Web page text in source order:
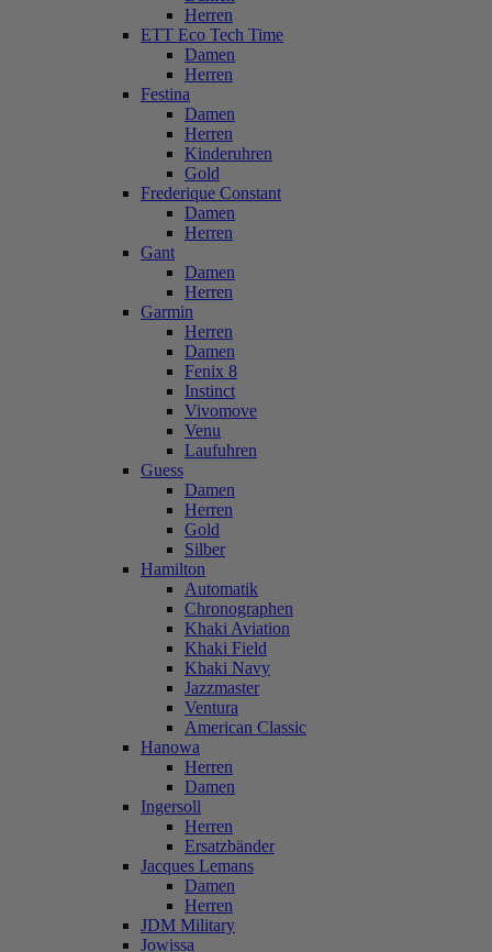
Herren
ETT Eco Tech Time
Damen
Herren
Festina
Damen
Herren
Kinderuhren
Gold
Frederique Constant
Damen
Herren
Gant
Damen
Herren
Garmin
Herren
Damen
Fenix 8
Instinct
Vivomove
Venu
Laufuhren
Guess
Damen
Herren
Gold
Silber
Hamilton
Automatik
Chronographen
Khaki Aviation
Khaki Field
Khaki Navy
Jazzmaster
Ventura
American Classic
Hanowa
Herren
Damen
Ingersoll
Herren
Ersatzbänder
Jacques Lemans
Damen
Herren
JDM Military
Jowissa